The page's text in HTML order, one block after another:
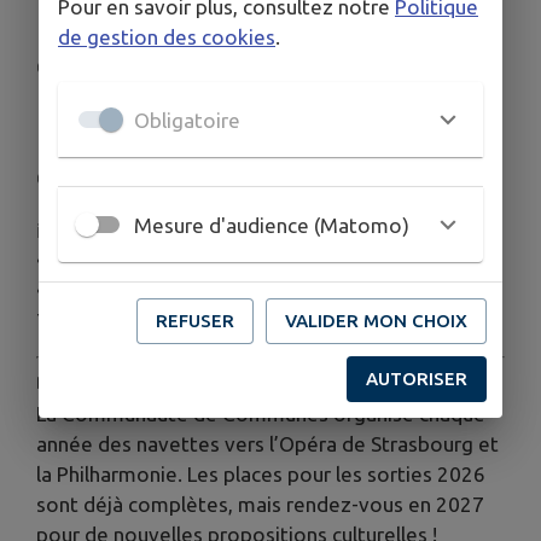
📍 Mairie de Hindisheim
📅 Vendredi 3 juillet 2026
🕔 De 17 h à 19 h
📍 Maison des associations à Herbsheim
🕔 De 17 h à 19 h
ℹ️
Renseignements
• Jacky EBER (secteur Nord) : 06 38 75 94 11
• Marie-Paule HURSTEL (secteur Sud) : 07 77 86 24
79
🎼
La Communauté de Communes organise chaque
année des navettes vers l’Opéra de Strasbourg et
la Philharmonie. Les places pour les sorties 2026
sont déjà complètes, mais rendez-vous en 2027
pour de nouvelles propositions culturelles !
Pour en savoir plus, consultez notre Politique
de gestion des cookies.
Obligatoire
Mesure d'audience (Matomo)
REFUSER VALIDER MON CHOIX
AUTORISER